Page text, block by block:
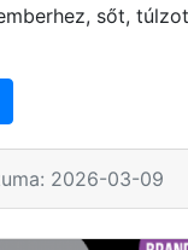
sőt,
2026-03-09